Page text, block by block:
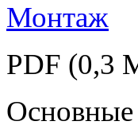
Монтаж
PDF (0,3
Основные